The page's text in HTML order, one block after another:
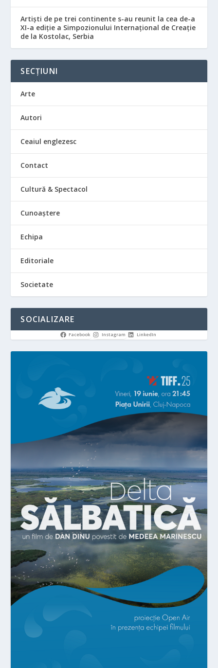
Artiști de pe trei continente s-au reunit la cea de-a
XI-a ediție a Simpozionului Internațional de Creație
de la Kostolac, Serbia
SECȚIUNI
Arte
Autori
Ceaiul englezesc
Contact
Cultură & Spectacol
Cunoaștere
Echipa
Editoriale
Societate
SOCIALIZARE
Facebook Instagram LinkedIn